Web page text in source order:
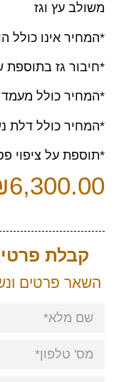
משולב עץ וגז
*המחיר אינו כולל
*חיבור גז בתוספת של 450
*המחיר כולל מעמד
*המחיר כולל דלת
*תוספת על ציפוי פסיפס
6,300.00
קבלת
השאר פרטים